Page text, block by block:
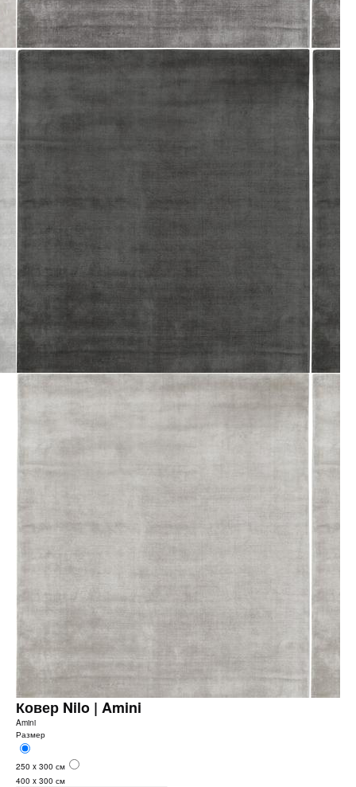
Ковер Nilo | Amini
Amini
Размер
250 x 300 см
400 x 300 см